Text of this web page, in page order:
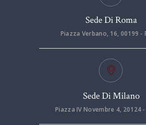
Sede Di Roma
Piazza Verbano, 16, 00199 -
Sede Di Milano
Piazza IV Novembre 4, 20124